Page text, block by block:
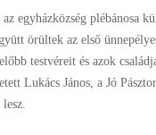
egyházközség plébánosa
örültek az első
testvéreit és azok
Lukács János, a Jó